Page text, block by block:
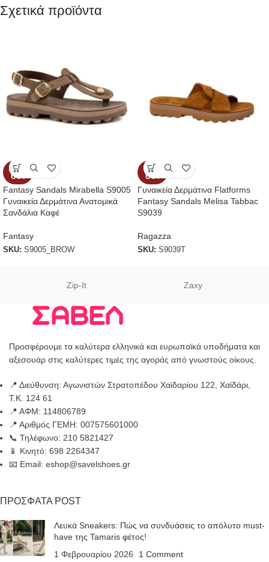
Σχετικά προϊόντα
SOLD
OUT
Fantasy Sandals Mirabella S9005
Γυναικεία Δερμάτινα Ανατομικά
Σανδάλια Καφέ
Fantasy
SKU: S9005_BROW
SOLD
OUT
Γυναικεία Δερμάτινα Flatforms
Fantasy Sandals Melisa Tabbac
S9039
Ragazza
SKU: S9039T
Zip-It Zaxy
Προσφέρουμε τα καλύτερα ελληνικά και ευρωπαϊκά υποδήματα και
αξεσουάρ στις καλύτερες τιμές της αγοράς από γνωστούς οίκους.
📍 Διεύθυνση: Αγωνιστών Στρατοπέδου Χαϊδαρίου 122, Χαϊδάρι,
Τ.Κ. 124 61
📍 ΑΦΜ: 114806789
📍 Αριθμός ΓΕΜΗ: 007575601000
📞 Τηλέφωνο: 210 5821427
📱 Κινητό: 698 2264347
📧 Email: eshop@savelshoes.gr
ΠΡΟΣΦΑΤΑ POST
Λευκά Sneakers: Πώς να συνδυάσεις το απόλυτο must-
have της Tamaris φέτος!
1 Φεβρουαρίου 2026
1 Comment